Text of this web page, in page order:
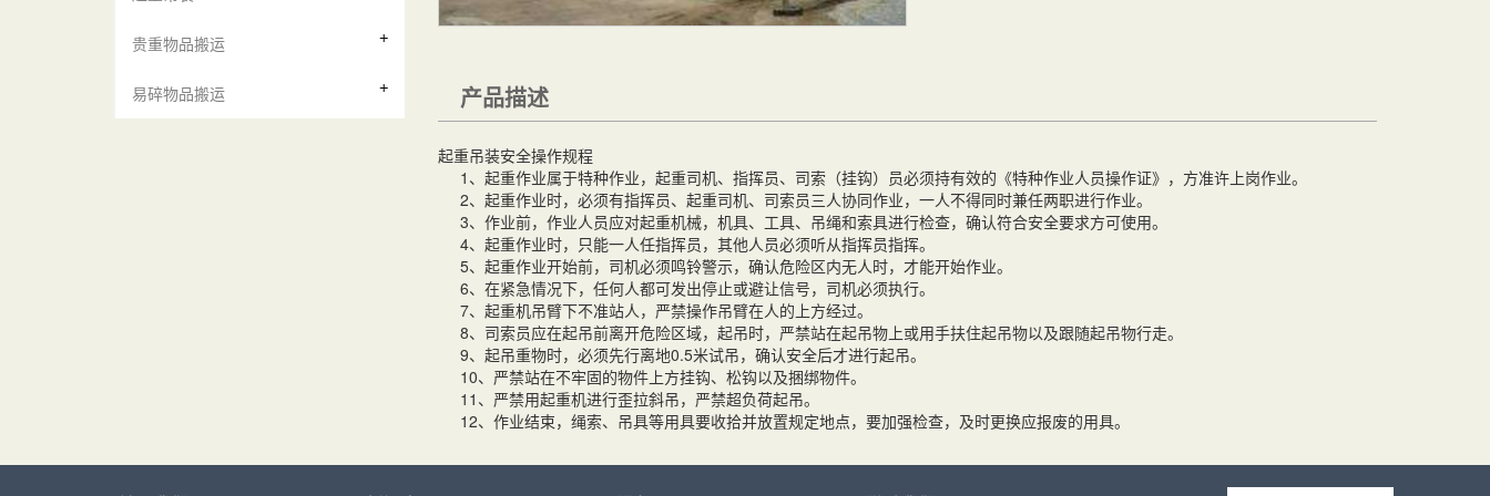
贵重物品搬运
易碎物品搬运 产品描述
起重吊装安全操作规程
1、起重作业属于特种作业，起重司机、指挥员、司索（挂钩）员必须持有效的《特种作业人员操作证》，方准许上岗作业。
2、起重作业时，必须有指挥员、起重司机、司索员三人协同作业，一人不得同时兼任两职进行作业。
3、作业前，作业人员应对起重机械，机具、工具、吊绳和索具进行检查，确认符合安全要求方可使用。
4、起重作业时，只能一人任指挥员，其他人员必须听从指挥员指挥。
5、起重作业开始前，司机必须鸣铃警示，确认危险区内无人时，才能开始作业。
6、在紧急情况下，任何人都可发出停止或避让信号，司机必须执行。
7、起重机吊臂下不准站人，严禁操作吊臂在人的上方经过。
8、司索员应在起吊前离开危险区域，起吊时，严禁站在起吊物上或用手扶住起吊物以及跟随起吊物行走。
9、起吊重物时，必须先行离地0.5米试吊，确认安全后才进行起吊。
10、严禁站在不牢固的物件上方挂钩、松钩以及捆绑物件。
11、严禁用起重机进行歪拉斜吊，严禁超负荷起吊。
12、作业结束，绳索、吊具等用具要收拾并放置规定地点，要加强检查，及时更换应报废的用具。